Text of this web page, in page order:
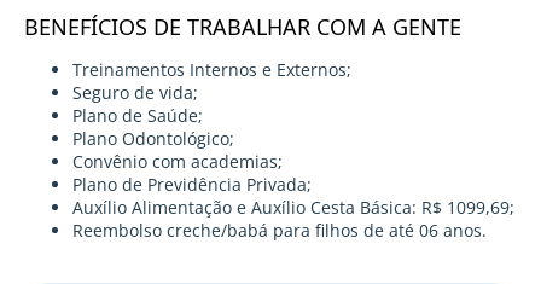
BENEFÍCIOS DE TRABALHAR COM A GENTE
Treinamentos Internos e Externos;
Seguro de vida;
Plano de Saúde;
Plano Odontológico;
Convênio com academias;
Plano de Previdência Privada;
Auxílio Alimentação e Auxílio Cesta Básica: R$ 1099,69;
Reembolso creche/babá para filhos de até 06 anos.